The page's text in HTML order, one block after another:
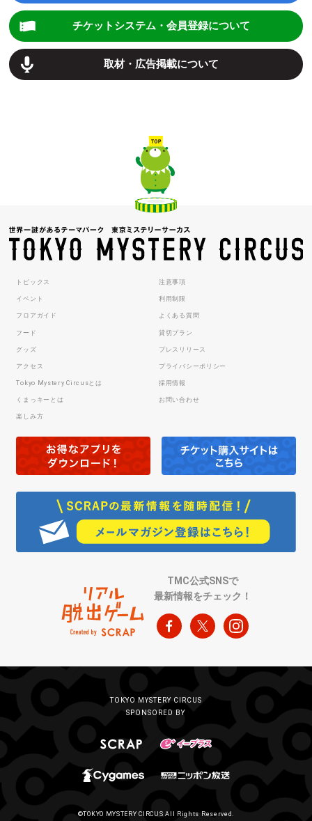
チケットシステム・会員登録について
取材・広告掲載について
トピックス
イベント
フロアガイド
フード
グッズ
アクセス
Tokyo Mystery Circusとは
くまっキーとは
楽しみ方
注意事項
利用制限
よくある質問
貸切プラン
プレスリリース
プライバシーポリシー
採用情報
お問い合わせ
TMC公式SNSで
最新情報をチェック！
TOKYO MYSTERY CIRCUS
SPONSORED BY
©TOKYO MYSTERY CIRCUS All Rights Reserved.